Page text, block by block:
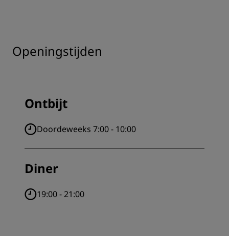
Openingstijden
Ontbijt
Doordeweeks 7:00 - 10:00
Diner
19:00 - 21:00